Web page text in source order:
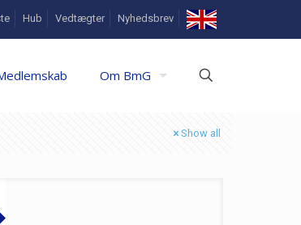
Hub Vedtægter Nyhedsbrev
In
Om BmG
Show all